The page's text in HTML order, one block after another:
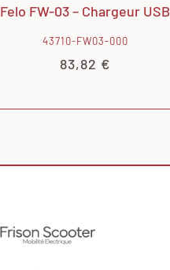
Felo FW-03 – Chargeur USB
43710-FW03-000
83,82 €